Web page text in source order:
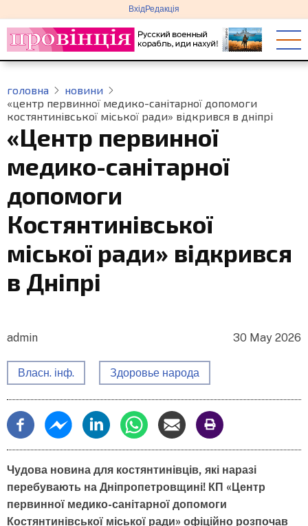
до
основного
вмісту
меню
облікового
запису
користувача
ВхідРедакція
головна
новини
«центр первинної медико-санітарної допомоги
костянтинівської міської ради» відкрився в дніпрі
«Центр первинної
медико-санітарної
допомоги
Костянтинівської
міської ради» відкрився
в Дніпрі
admin 30 May 2026
Власн. інф. Здоровье народа
Чудова новина для костянтинівців, які наразі
перебувають на Дніпропетровщині! КП «Центр
первинної медико-санітарної допомоги
Костянтинівської міської ради» офіційно розпочав